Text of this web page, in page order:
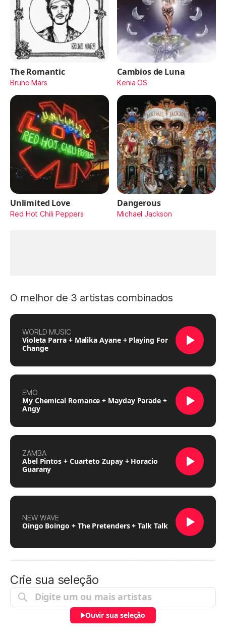
The Romantic
Bruno Mars
Cambios de Luna
Kenia OS
Unlimited Love
Red Hot Chili Peppers
Dangerous
Michael Jackson
O melhor de 3 artistas combinados
WORLD MUSIC
Violeta Parra + Malika Ayane + Playing For
Change
EMO
My Chemical Romance + Mayday Parade +
Angy
ZAMBA
Abel Pintos + Cuarteto Zupay + Horacio
Guarany
NEW WAVE
Oingo Boingo + The Pretenders + Talk Talk
Crie sua seleção
Ouvir sua seleção